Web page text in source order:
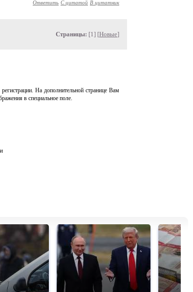
Ответить С цитатой В цитатник
Страницы: [1] [Новые]
На дополнительной странице Вам
в специальное поле.